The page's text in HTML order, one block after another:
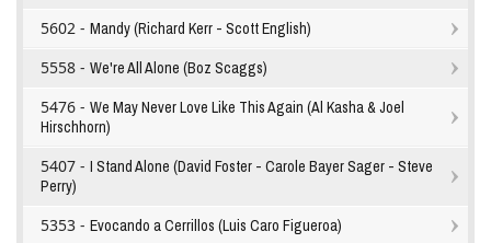
5602 - Mandy (Richard Kerr - Scott English)
5558 - We're All Alone (Boz Scaggs)
5476 - We May Never Love Like This Again (Al Kasha & Joel
Hirschhorn)
5407 - I Stand Alone (David Foster - Carole Bayer Sager - Steve
Perry)
5353 - Evocando a Cerrillos (Luis Caro Figueroa)